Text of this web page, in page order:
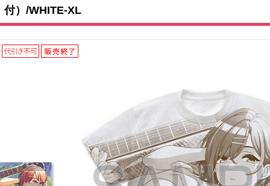
ゲーム
ASOBI STAGE
プレミアム会員とは
アイドルマスター SideM
アイドルマスター シャイニーカラーズ
テイルズ オブ シリーズ
鉄拳
付）/WHITE-XL